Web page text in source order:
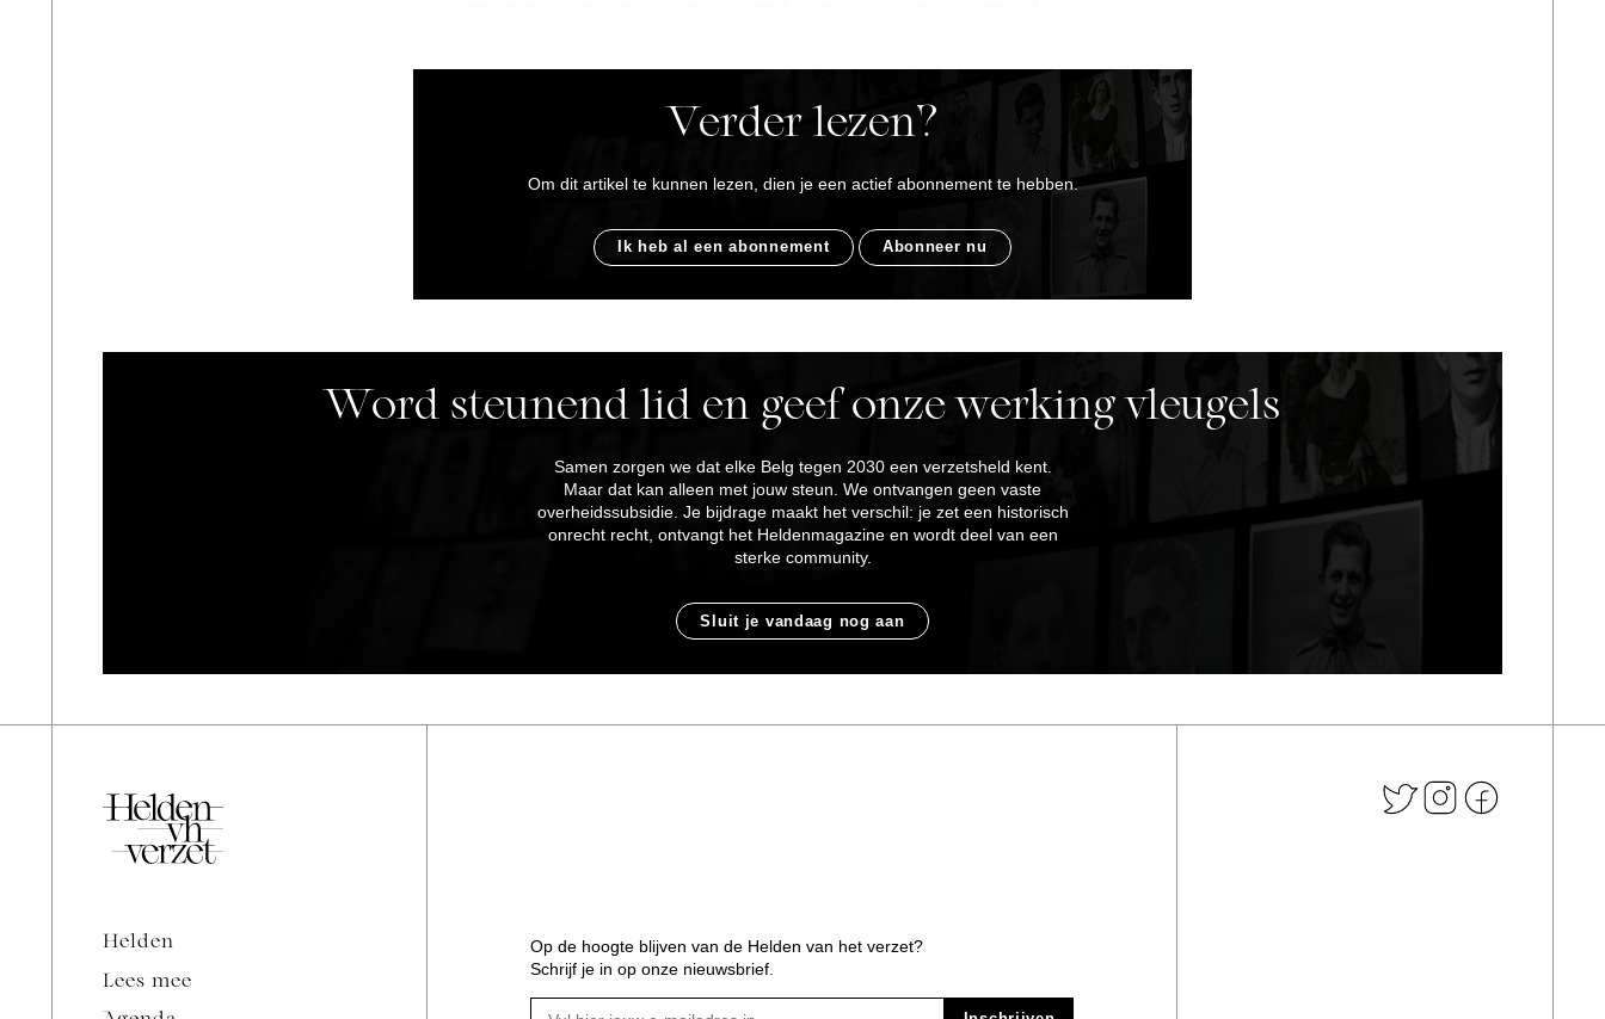
Verder lezen?
Om dit artikel te kunnen lezen, dien je een actief abonnement te hebben.
Ik heb al een abonnement Abonneer nu
Word steunend lid en geef onze werking vleugels
Samen zorgen we dat elke Belg tegen 2030 een verzetsheld kent.
Maar dat kan alleen met jouw steun. We ontvangen geen vaste
overheidssubsidie. Je bijdrage maakt het verschil: je zet een historisch
onrecht recht, ontvangt het Heldenmagazine en wordt deel van een
sterke community.
Sluit je vandaag nog aan
Helden
Lees mee
Op de hoogte blijven van de Helden van het verzet?
Schrijf je in op onze nieuwsbrief.